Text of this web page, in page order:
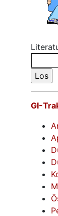
GI-